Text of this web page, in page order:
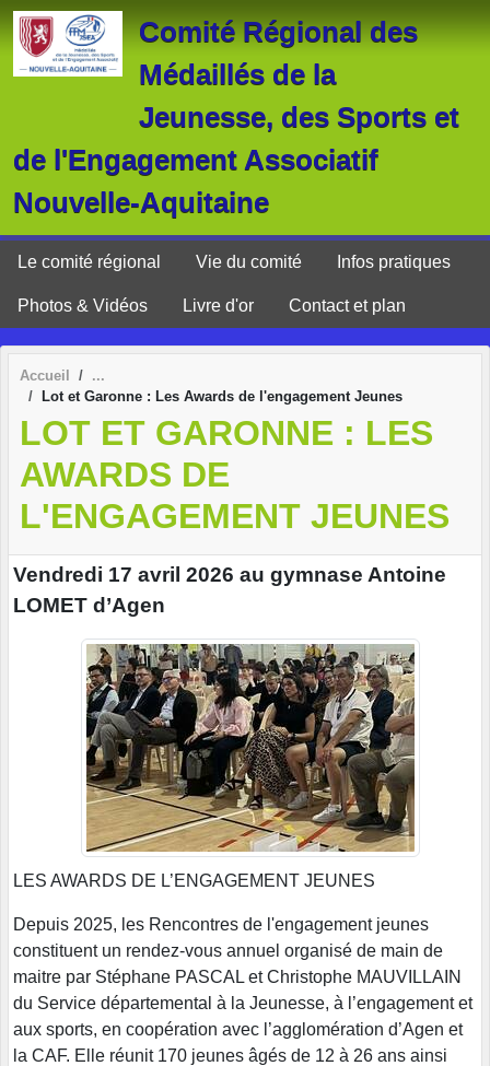
Comité Régional des
Médaillés de la
Jeunesse, des Sports et
de l'Engagement Associatif
Nouvelle-Aquitaine
Le comité régional Vie du comité Infos pratiques
Photos & Vidéos Livre d'or Contact et plan
Accueil
Lot et Garonne : Les Awards de l'engagement Jeunes
LOT ET GARONNE : LES
AWARDS DE
L'ENGAGEMENT JEUNES
Vendredi 17 avril 2026 au gymnase Antoine
LOMET d’Agen
LES AWARDS DE L’ENGAGEMENT JEUNES
Depuis 2025, les Rencontres de l'engagement jeunes
constituent un rendez-vous annuel organisé de main de
maitre par Stéphane PASCAL et Christophe MAUVILLAIN
du Service départemental à la Jeunesse, à l’engagement et
aux sports, en coopération avec l’agglomération d’Agen et
la CAF. Elle réunit 170 jeunes âgés de 12 à 26 ans ainsi
Panneau de gestion des cookies